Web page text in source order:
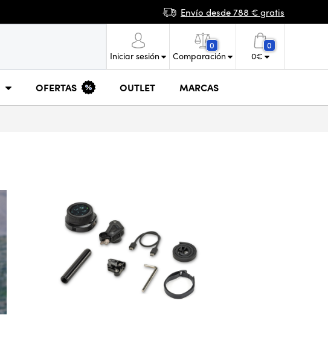
Envío desde 788 € gratis
Iniciar sesión
0
Comparación
0
0€
OFERTAS OUTLET MARCAS